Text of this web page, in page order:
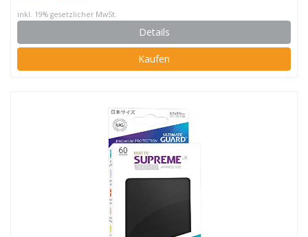
inkl. 19% gesetzlicher MwSt.
Details
Kaufen